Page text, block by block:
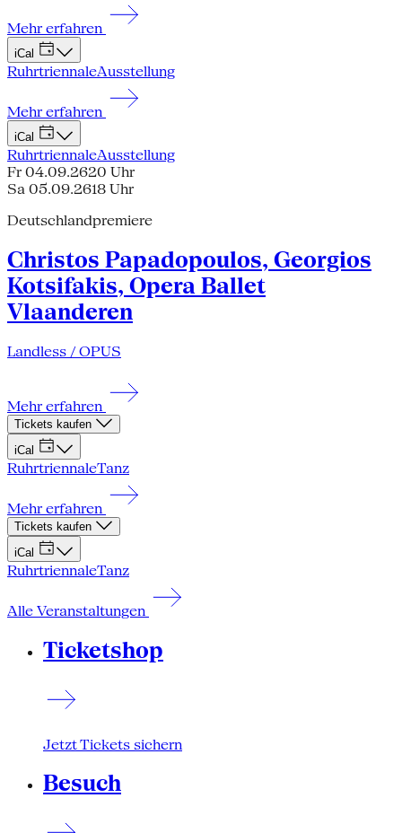
Mehr erfahren
iCal
RuhrtriennaleAusstellung
Mehr erfahren
iCal
RuhrtriennaleAusstellung
Fr 04.09.2620 Uhr
Sa 05.09.2618 Uhr
Deutschlandpremiere
Christos Papadopoulos, Georgios
Kotsifakis, Opera Ballet
Vlaanderen
Landless / OPUS
Mehr erfahren
Tickets kaufen
iCal
RuhrtriennaleTanz
Mehr erfahren
Tickets kaufen
iCal
RuhrtriennaleTanz
Alle Veranstaltungen
Ticketshop
Jetzt Tickets sichern
Besuch